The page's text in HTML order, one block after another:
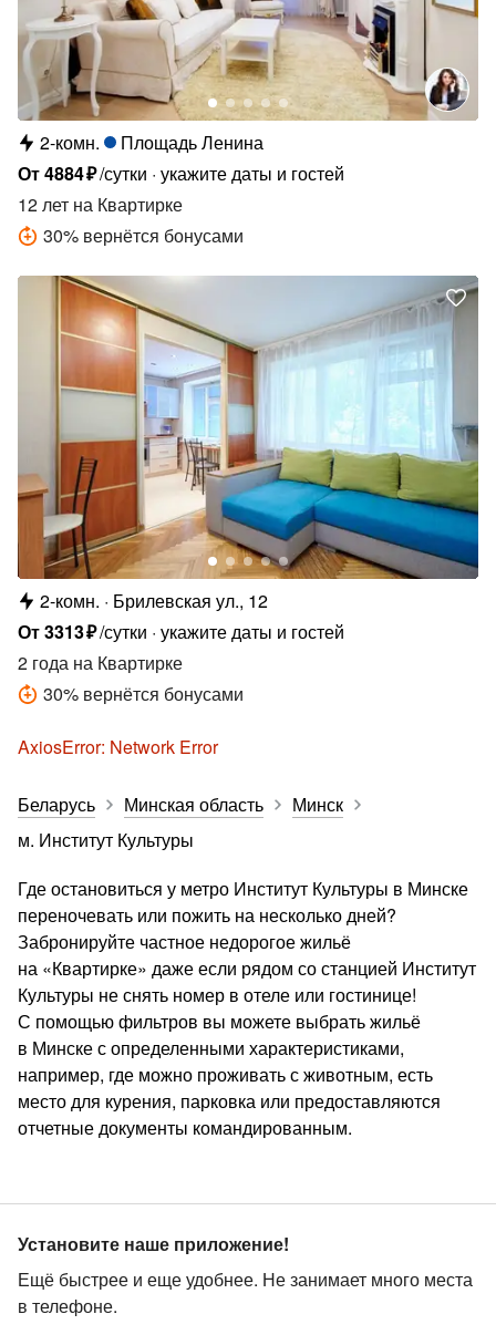
2-комн.
Площадь Ленина
От4884₽/сутки укажите даты и гостей
12 лет на Квартирке
30% вернётся бонусами
2-комн.
Брилевская ул., 12
От3313₽/сутки укажите даты и гостей
2 года на Квартирке
30% вернётся бонусами
AxiosError: Network Error
Беларусь Минская область
Минск
м. Институт Культуры
Где остановиться у метро Институт Культуры в Минске
переночевать или пожить на несколько дней?
Забронируйте частное недорогое жильё
на «Квартирке» даже если рядом со станцией Институт
Культуры не снять номер в отеле или гостинице!
С помощью фильтров вы можете выбрать жильё
в Минске с определенными характеристиками,
например, где можно проживать с животным, есть
место для курения, парковка или предоставляются
отчетные документы командированным.
Установите наше приложение!
Ещё быстрее и еще удобнее. Не занимает много места
в телефоне.